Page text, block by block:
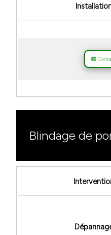
Blindage de